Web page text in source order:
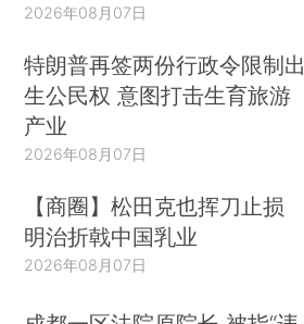
2026年08月07日
特朗普再签两份行政令限制出
生公民权 意图打击生育旅游
产业
2026年08月07日
【商圈】松田克也挥刀止损
明治折戟中国乳业
2026年08月07日